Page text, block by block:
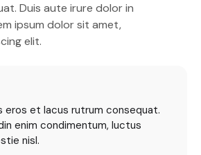
Duis aute irure dolor in
ipsum dolor sit amet,
elit.
eros et lacus rutrum consequat.
enim condimentum, luctus
nisl.